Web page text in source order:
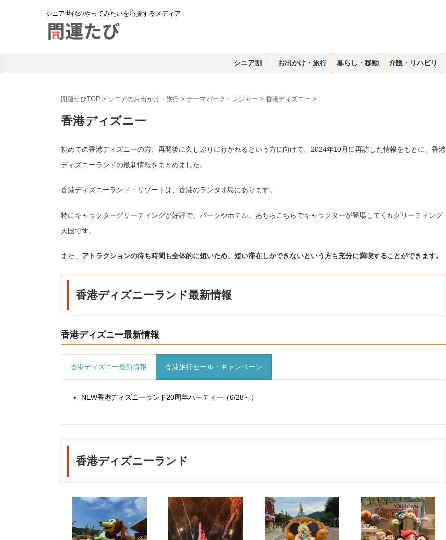
シニア世代のやってみたいを応援するメディア
シニア割 お出かけ・旅行 暮らし・移動 介護・リハビリ
開運たびTOP > シニアのお出かけ・旅行 > テーマパーク・レジャー > 香港ディズニー >
香港ディズニー
初めての香港ディズニーの方、再開後に久しぶりに行かれるという方に向けて、2024年10月に再訪した情報をもとに、香港
ディズニーランドの最新情報をまとめました。
香港ディズニーランド・リゾートは、香港のランタオ島にあります。
特にキャラクターグリーティングが好評で、パークやホテル、あちらこちらでキャラクターが登場してくれグリーティング
天国です。
また、 アトラクションの待ち時間も全体的に短いため、短い滞在しかできないという方も充分に満喫することができます。
香港ディズニーランド最新情報
香港ディズニー最新情報
香港ディズニー最新情報 香港旅行セール・キャンペーン
NEW香港ディズニーランド20周年パーティー（6/28～）
香港ディズニーランド